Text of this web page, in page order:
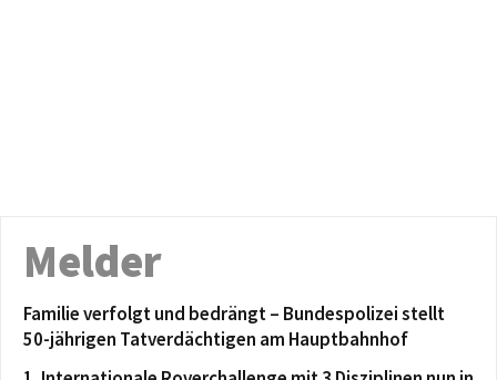
Melder
Familie verfolgt und bedrängt – Bundespolizei stellt
50-jährigen Tatverdächtigen am Hauptbahnhof